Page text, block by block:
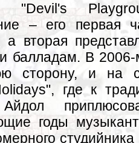
"Devil's
– его первая
а вторая
и балладам. В
сторону, и на
где к
годы